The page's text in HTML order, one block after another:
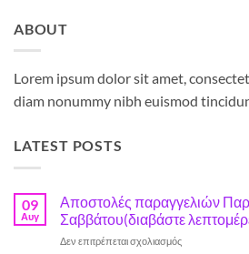
ABOUT
Lorem ipsum dolor sit amet,
diam nonummy nibh euismod
LATEST POSTS
09
Αυγ
Αποστολές παραγγελιών
Σαββάτου(διαβάστε
Δεν επιτρέπεται σχολιασμόςστο